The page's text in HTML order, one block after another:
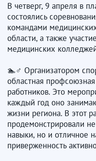
В четверг, 9 апреля в
состоялись
командами
области, а также
медицинских
🏊♂ Организатором
областная
работников. Это
каждый год оно
жизни региона. В этот
продемонстрировали
навыки, но и отличное
приверженность